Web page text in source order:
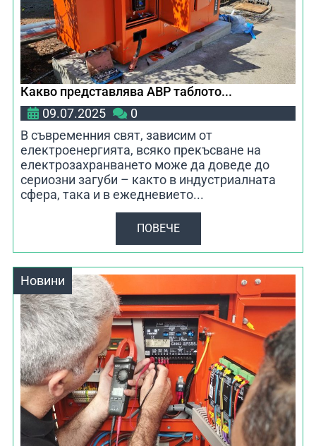
Какво представлява АВР таблото...
09.07.2025
0
В съвременния свят, зависим от
електроенергията, всяко прекъсване на
електрозахранването може да доведе до
сериозни загуби – както в индустриалната
сфера, така и в ежедневието...
ПОВЕЧЕ
Новини